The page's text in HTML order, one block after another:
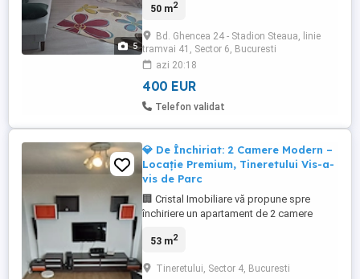
5
Bucuresti - tramvai 41.
50 m2
Bd. Ghencea 24 - Stadion Steaua, linie
tramvai 41, Sector 6, Bucuresti
azi 20:18
400 EUR
Telefon validat
💎 De Închiriat: 2 Camere Modern –
Locație Premium, Tineretului Vis-a-
vis de Parc
🏢 Cristal Imobiliare vă propune spre
închiriere un apartament de 2 camere
poziționat chiar vis-a-vis de Parcul
opțiune ideală pentru o persoană singură
53 m2
Tineretului, Sector 4, Bucuresti